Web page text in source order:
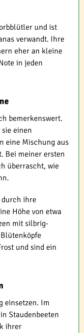
und ist
verwandt. Ihre
eher an kleine
in jeden
bemerkenswert.
einen
eine Mischung aus
Bei meiner ersten
überrascht, wie
durch ihre
Höhe von etwa
mit silbrig-
und sind ein
einsetzen. Im
Staudenbeeten
ihrer